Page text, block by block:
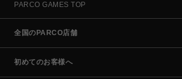
PARCO GAMES TOP
全国のPARCO店舗
初めてのお客様へ